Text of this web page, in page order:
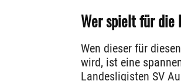
Wer spielt für die
Wen dieser für
wird, ist eine
Landesligisten SV